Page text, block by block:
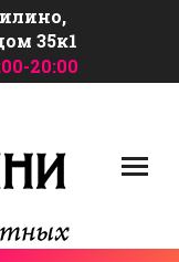
35к1
20:00